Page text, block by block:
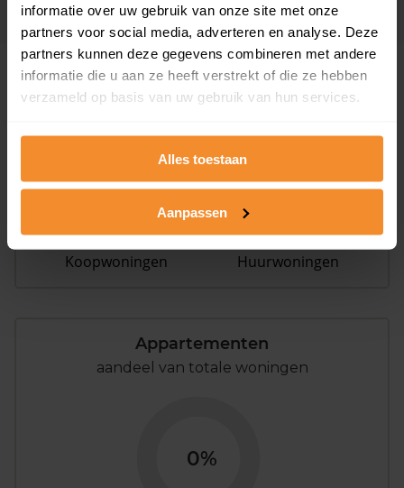
informatie over uw gebruik van onze site met onze
partners voor social media, adverteren en analyse. Deze
partners kunnen deze gegevens combineren met andere
informatie die u aan ze heeft verstrekt of die ze hebben
verzameld op basis van uw gebruik van hun services.
Alles toestaan
Aanpassen
Woningen
6%
Koopwoningen
94%
Huurwoningen
Appartementen
aandeel van totale woningen
0%